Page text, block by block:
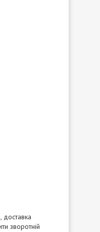
зворотній